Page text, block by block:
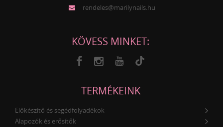
rendeles@marilynails.hu
KÖVESS MINKET:
TERMÉKEINK
Előkészítő és segédfolyadékok
Alapozók és erősítők